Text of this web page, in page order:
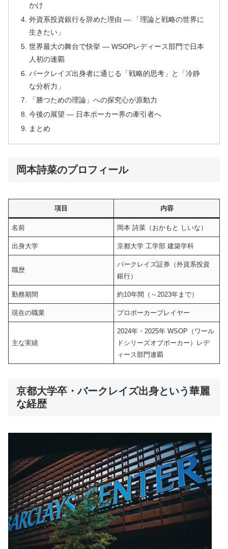
かけ
外資系投資銀行を辞めた理由 ― 「理論と戦略の世界に
生きたい」
世界最大の舞台で快挙 ― WSOPレディース部門で日本
人初の連覇
バークレイズ出身者に通じる「戦略的思考」と「冷静
な分析力」
「勝つための理論」への探究心が原動力
今後の展望 ― 日本ポーカー界の牽引者へ
まとめ
岡本詩菜のプロフィール
項目 内容
名前 岡本 詩菜（おかもと しいな）
出身大学 京都大学 工学部 建築学科
職歴
バークレイズ証券（外資系投資
銀行）
勤務期間 約10年間（～2023年まで）
現在の職業 プロポーカープレイヤー
主な実績
2024年・2025年 WSOP（ワール
ドシリーズオブポーカー）レデ
ィース部門連覇
京都大学卒・バークレイズ出身という華麗
な経歴